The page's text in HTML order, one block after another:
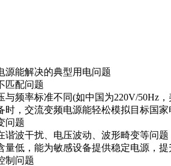
源能解决的典型用电问题
匹配问题
与频率标准不同(如中国为220V/50Hz
时，交流变频电源能轻松模拟目标国家
问题
谐波干扰、电压波动、波形畸变等问
量低，能为敏感设备提供稳定电源，提
制问题